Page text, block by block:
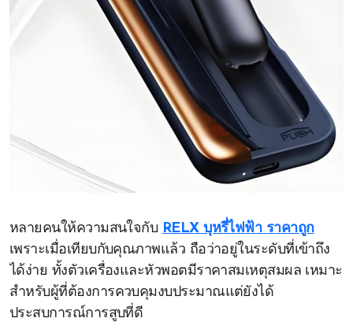
หลายคนให้ความสนใจกับ RELX บุหรี่ไฟฟ้า ราคาถูก
เพราะเมื่อเทียบกับคุณภาพแล้ว ถือว่าอยู่ในระดับที่เข้าถึง
ได้ง่าย ทั้งตัวเครื่องและหัวพอตมีราคาสมเหตุสมผล เหมาะ
สำหรับผู้ที่ต้องการควบคุมงบประมาณแต่ยังได้
ประสบการณ์การสูบที่ดี